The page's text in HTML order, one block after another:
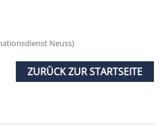
Neuss)
ZURÜCK ZUR STARTSEITE